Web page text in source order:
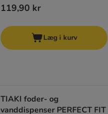
119,90 kr
Læg i kurv
TIAKI foder- og
vanddispenser PERFECT FIT